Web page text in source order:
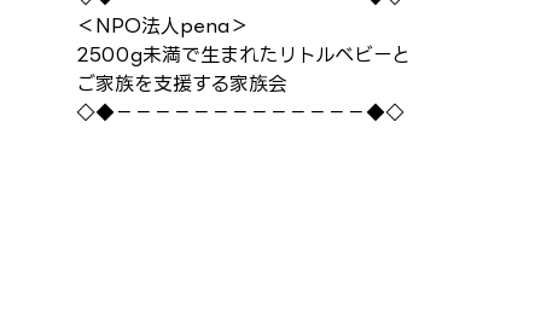
＜NPO法人pena＞
2500g未満で生まれたリトルベビーと
ご家族を支援する家族会
◇◆－－－－－－－－－－－－－◆◇